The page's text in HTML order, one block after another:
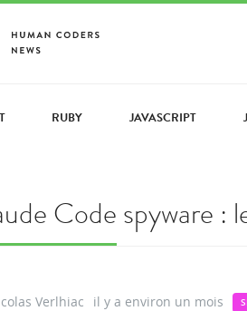
RUBY JAVASCRIPT
Code spyware :
Verlhiac il y a environ un mois